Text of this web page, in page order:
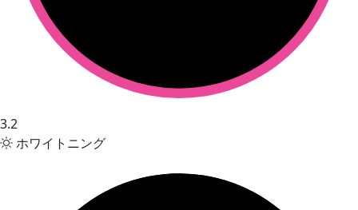
3.2
ホワイトニング